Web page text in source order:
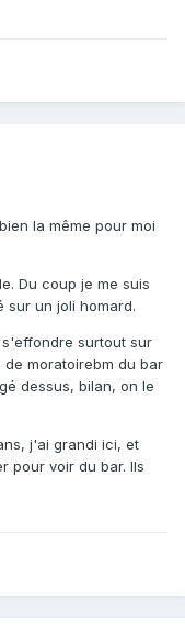
la même pour moi
Du coup je me suis
sur un joli homard.
surtout sur
moratoirebm du bar
dessus, bilan, on le
j'ai grandi ici, et
pour voir du bar. Ils